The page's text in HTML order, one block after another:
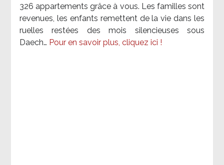
326 appartements grâce à vous. Les familles sont
revenues, les enfants remettent de la vie dans les
ruelles restées des mois silencieuses sous
Daech… Pour en savoir plus, cliquez ici !